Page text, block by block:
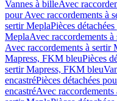
Vannes à billeAvec
pour Avec raccordements à
sertir MeplaPièces
MeplaAvec raccordements à
Avec raccordements à sertir
Mapress, FKM bleuPièces
sertir Mapress, FKM bleu
encastréPièces détachées
encastréAvec